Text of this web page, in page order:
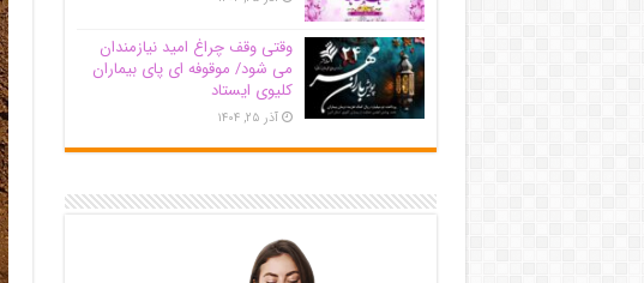
وقتی وقف چراغ امید نیازمندان
می شود/ موقوفه ای پای بیماران
کلیوی ایستاد
آذر ۲۵, ۱۴۰۴